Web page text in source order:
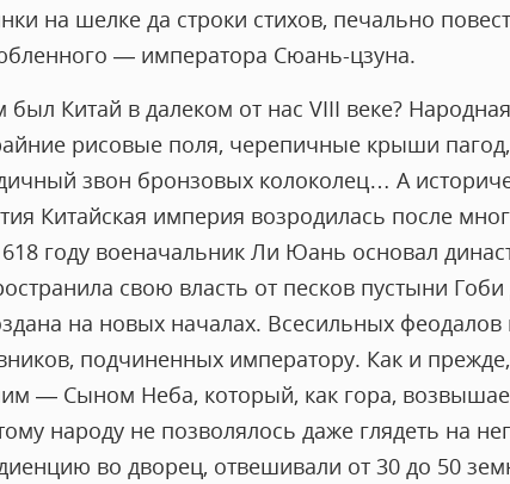
на шелке да строки стихов, печально
— императора Сюань-цзуна.
был Китай в далеком от нас VIII веке?
рисовые поля, черепичные крыши
звон бронзовых колоколец… А
Китайская империя возродилась после
году военачальник Ли Юань основал
свою власть от песков пустыни
на новых началах. Всесильных
подчиненных императору. Как и
— Сыном Неба, который, как гора,
народу не позволялось даже глядеть на
во дворец, отвешивали от 30 до 50